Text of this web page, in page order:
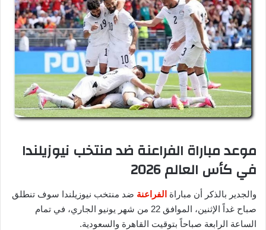
موعد مباراة الفراعنة ضد منتخب نيوزيلندا
في كأس العالم 2026
والجدير بالذكر أن مباراة الفراعنة ضد منتخب نيوزيلندا سوف تنطلق
صباح غداً الإثنين، الموافق 22 من شهر يونيو الجاري، في تمام
الساعة الرابعة صباحاً بتوقيت القاهرة والسعودية.